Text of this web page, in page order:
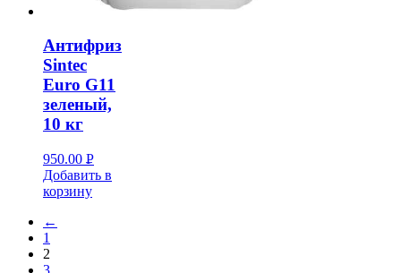
Антифриз
Sintec
Euro G11
зеленый,
10 кг
950.00 Р
УБ.
Добавить в
корзину
←
1
2